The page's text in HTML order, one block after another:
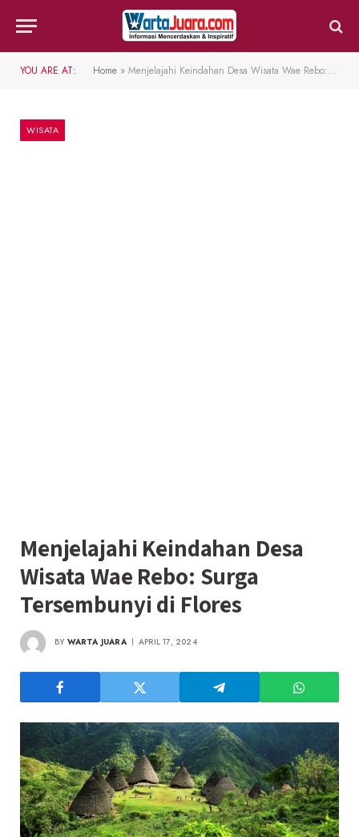
YOU ARE AT: Home » Menjelajahi Keindahan Desa Wisata Wae Rebo: Surga Tersembunyi di Flores
WISATA
Menjelajahi Keindahan Desa
Wisata Wae Rebo: Surga
Tersembunyi di Flores
BY WARTA JUARA APRIL 17, 2024